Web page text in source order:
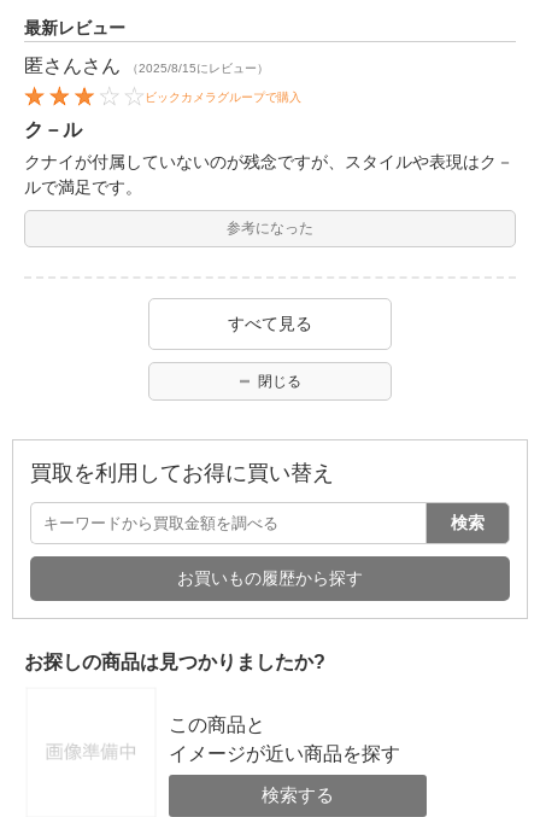
最新レビュー
匿さんさん （2025/8/15にレビュー）
ビックカメラグループで購入
ク－ル
クナイが付属していないのが残念ですが、スタイルや表現はク－
ルで満足です。
参考になった
すべて見る
閉じる
買取を利用してお得に買い替え
検索
お買いもの履歴から探す
お探しの商品は見つかりましたか?
この商品と
イメージが近い商品を探す
検索する